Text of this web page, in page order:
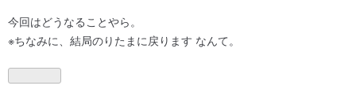
今回はどうなることやら。
※ちなみに、結局のりたまに戻ります なんて。